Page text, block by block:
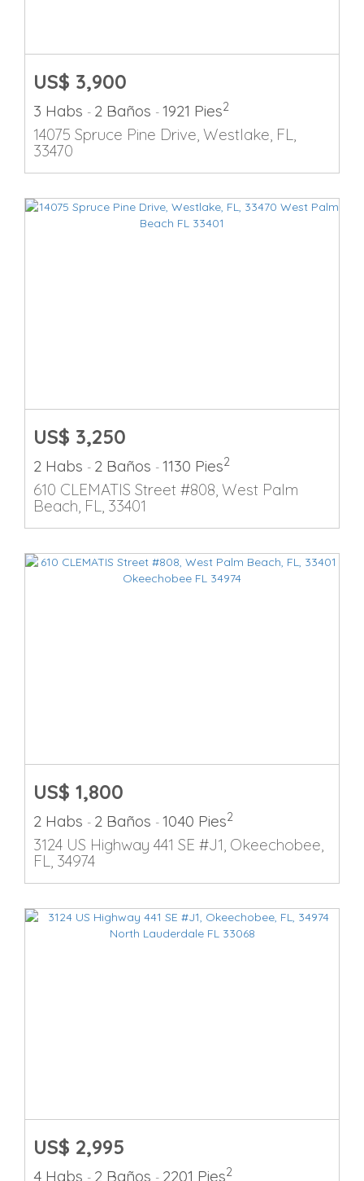
US$ 3,900
3 Habs - 2 Baños - 1921 Pies2
14075 Spruce Pine Drive, Westlake, FL,
33470
US$ 3,250
2 Habs - 2 Baños - 1130 Pies2
610 CLEMATIS Street #808, West Palm
Beach, FL, 33401
US$ 1,800
2 Habs - 2 Baños - 1040 Pies2
3124 US Highway 441 SE #J1, Okeechobee,
FL, 34974
US$ 2,995
4 Habs - 2 Baños - 2201 Pies2